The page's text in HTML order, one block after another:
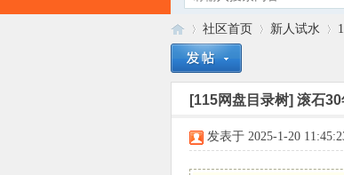
»
社区首页
›
新人试水
›
[115网盘目录树] 滚石
发表于 2025-1-20